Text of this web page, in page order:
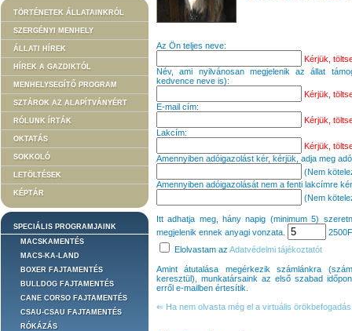
TÖRTÉNETEK ÁLLATAINKRÓL
SZERGÉNYI MENHELY
ÁLLATI HÍREK
HÍREK A GAZDIKTÓL
MENHELYSEGÍTŐ PROGRAM
SZTÁROK AZ ALAPÍTVÁNYÉRT
RÓLUNK ÍRTÁK
OKTATÁS
SOKKOLÓ
LETÖLTÉSEK
KÉPTÁR
SPECIÁLIS PROGRAMJAINK
MACSKAMENTÉS
MACS-KA-LAND
BOXER FAJTAMENTÉS
BULLDOG FAJTAMENTÉS
CANE CORSO FAJTAMENTÉS
CSAU-CSAU FAJTAMENTÉS
RÓKÁZÁS
Az Ön teljes neve:
Kérjük,
Név, ami nyilvánosan megjelenik az állat
kedvence neve is):
Kérjük,
E-mail cím:
Kérjük,
Lakcím:
Kérjük,
Amennyiben adóigazolást kér, kérjük, adja meg
(Nem
Amennyiben adóigazolását nem a fenti lakcímre
(Nem
Itt adhatja meg, hány napig (minimum 5)
megjelenik ennek anyagi vonzata.
2500
Elolvastam az Adatvédelmi tájékoztatót
Amint átutalása megérkezik számlánkra
keresztül), munkatársaink az első szabad
erről e-mailben értesítik.
⇐ Ha nem olvasta még el a virtuális